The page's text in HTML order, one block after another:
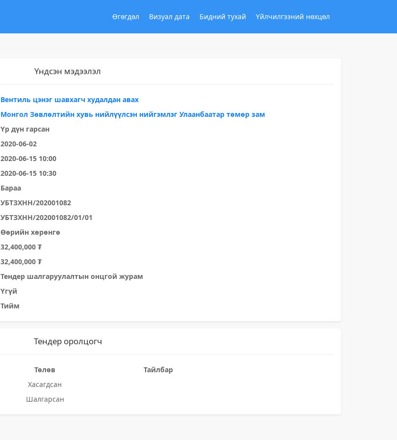
Өгөгдөл Визуал дата Бидний тухай Үйлчилгээний нөхцөл
Үндсэн мэдээлэл
Вентиль цэнэг шавхагч худалдан авах
Монгол Зөвлөлтийн хувь нийлүүлсэн нийгэмлэг Улаанбаатар төмөр зам
Үр дүн гарсан
2020-06-02
2020-06-15 10:00
2020-06-15 10:30
Бараа
УБТЗХНН/202001082
УБТЗХНН/202001082/01/01
Өөрийн хөрөнгө
32,400,000 ₮
32,400,000 ₮
Тендер шалгаруулалтын онцгой журам
Үгүй
Тийм
Тендер оролцогч
Төлөв
Тайлбар
Хасагдсан
Шалгарсан